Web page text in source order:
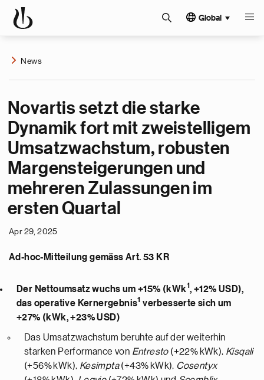
Global
News
Novartis setzt die starke
Dynamik fort mit zweistelligem
Umsatzwachstum, robusten
Margensteigerungen und
mehreren Zulassungen im
ersten Quartal
Apr 29, 2025
Ad-hoc-Mitteilung gemäss Art. 53 KR
Der Nettoumsatz wuchs um +15% (kWk1, +12% USD),
das operative Kernergebnis1 verbesserte sich um
+27% (kWk, +23% USD)
Das Umsatzwachstum beruhte auf der weiterhin
starken Performance von Entresto(+22% kWk), Kisqali
(+56% kWk), Kesimpta(+43% kWk), Cosentyx